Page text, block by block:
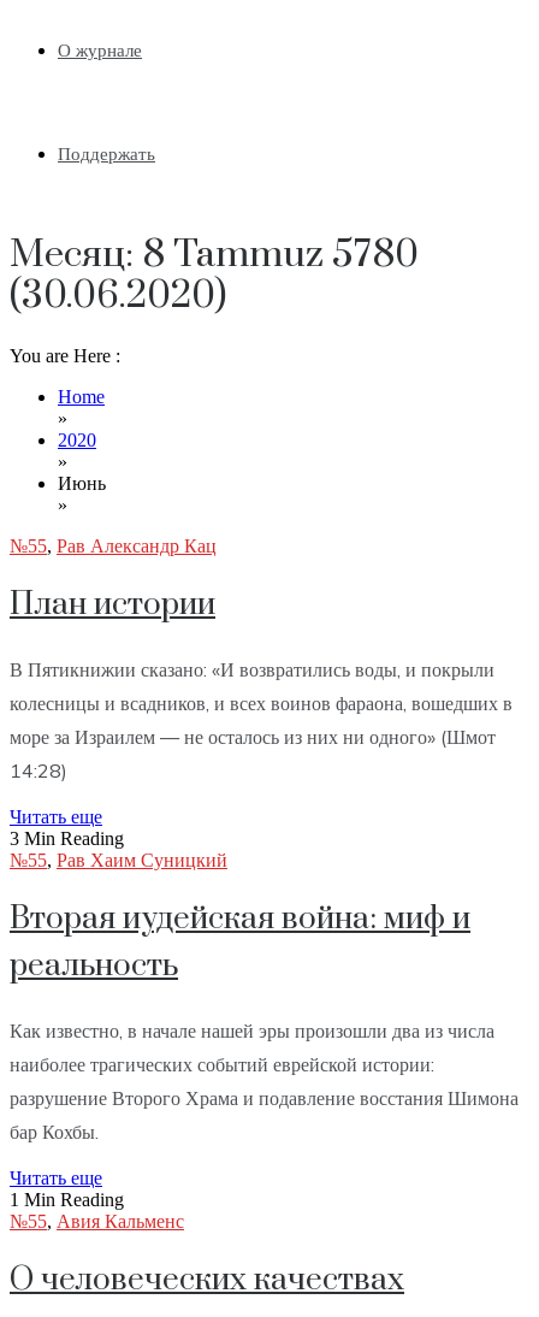
О журнале
Поддержать
Месяц: 8 Tammuz 5780
(30.06.2020)
You are Here :
Home
»
2020
»
Июнь
»
№55, Рав Александр Кац
План истории
В Пятикнижии сказано: «И возвратились воды, и покрыли
колесницы и всадников, и всех воинов фараона, вошедших в
море за Израилем — не осталось из них ни одного» (Шмот
14:28)
Читать еще
3 Min Reading
№55, Рав Хаим Суницкий
Вторая иудейская война: миф и
реальность
Как известно, в начале нашей эры произошли два из числа
наиболее трагических событий еврейской истории:
разрушение Второго Храма и подавление восстания Шимона
бар Кохбы.
Читать еще
1 Min Reading
№55, Авия Кальменс
О человеческих качествах